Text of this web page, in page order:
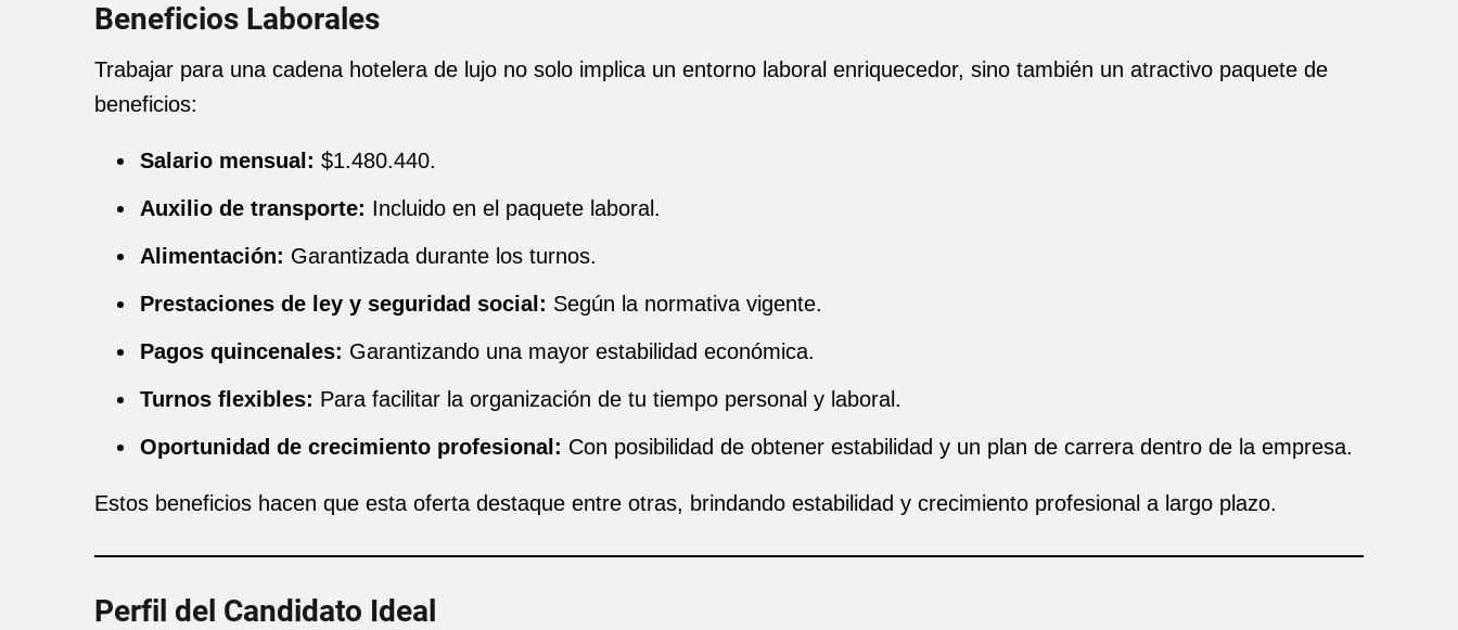
Beneficios Laborales
Trabajar para una cadena hotelera de lujo no solo implica un entorno laboral enriquecedor, sino también un atractivo paquete de
beneficios:
Salario mensual: $1.480.440.
Auxilio de transporte: Incluido en el paquete laboral.
Alimentación: Garantizada durante los turnos.
Prestaciones de ley y seguridad social: Según la normativa vigente.
Pagos quincenales: Garantizando una mayor estabilidad económica.
Turnos flexibles: Para facilitar la organización de tu tiempo personal y laboral.
Oportunidad de crecimiento profesional: Con posibilidad de obtener estabilidad y un plan de carrera dentro de la empresa.
Estos beneficios hacen que esta oferta destaque entre otras, brindando estabilidad y crecimiento profesional a largo plazo.
Perfil del Candidato Ideal